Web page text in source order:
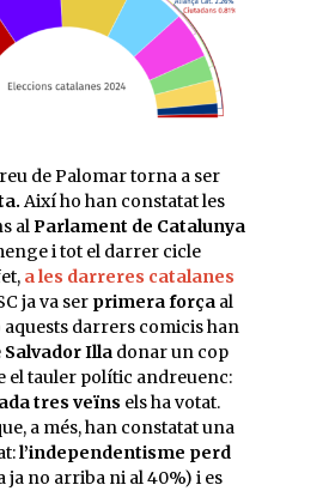
de Palomar torna a ser
Així ho han constatat les
alParlament de Catalunya
i tot el darrer cicle
a les darreres catalanes
ja va ser primera força al
darrers comicis han
Salvador Illa donar un cop
el tauler polític andreuenc:
tres veïns els ha votat.
a més, han constatat una
l’independentisme perd
ja no arriba ni al 40%) i es